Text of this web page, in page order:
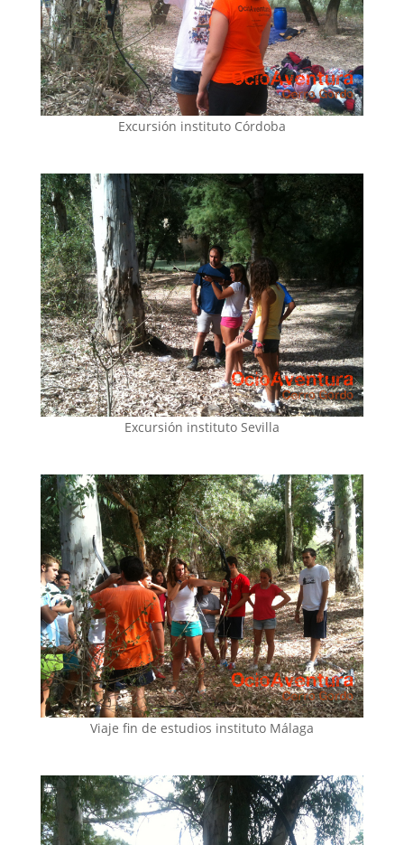
Excursión instituto Córdoba
Excursión instituto Sevilla
Viaje fin de estudios instituto Málaga